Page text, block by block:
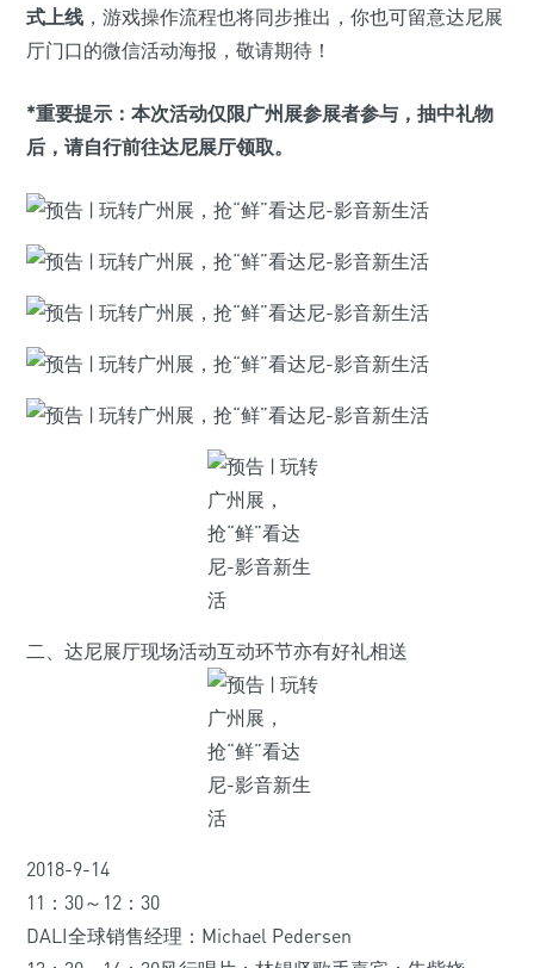
式上线 ，游戏操作流程也将同步推出，你也可留意达尼展
厅门口的微信活动海报，敬请期待！
*重要提示：本次活动仅限广州展参展者参与，抽中礼物
后，请自行前往达尼展厅领取。
二、达尼展厅现场活动互动环节亦有好礼相送
2018-9-14
11：30～12：30
DALI全球销售经理：Michael Pedersen